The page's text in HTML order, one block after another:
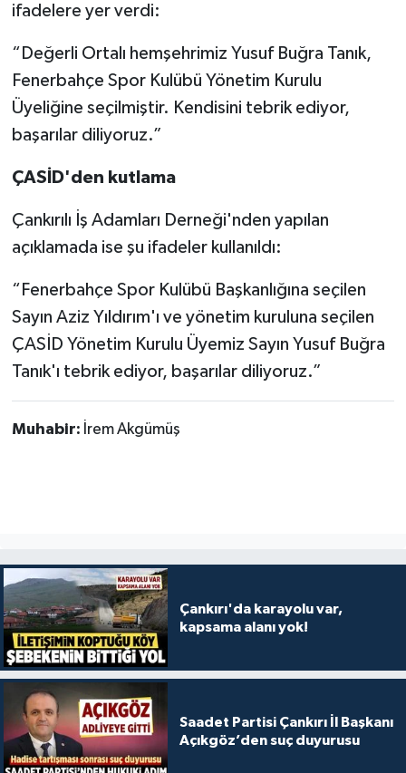
ifadelere yer verdi:
“Değerli Ortalı hemşehrimiz Yusuf Buğra Tanık,
Fenerbahçe Spor Kulübü Yönetim Kurulu
Üyeliğine seçilmiştir. Kendisini tebrik ediyor,
başarılar diliyoruz.”
ÇASİD'den kutlama
Çankırılı İş Adamları Derneği'nden yapılan
açıklamada ise şu ifadeler kullanıldı:
“Fenerbahçe Spor Kulübü Başkanlığına seçilen
Sayın Aziz Yıldırım'ı ve yönetim kuruluna seçilen
ÇASİD Yönetim Kurulu Üyemiz Sayın Yusuf Buğra
Tanık'ı tebrik ediyor, başarılar diliyoruz.”
Muhabir: İrem Akgümüş
Çankırı'da karayolu var,
kapsama alanı yok!
Saadet Partisi Çankırı İl Başkanı
Açıkgöz’den suç duyurusu